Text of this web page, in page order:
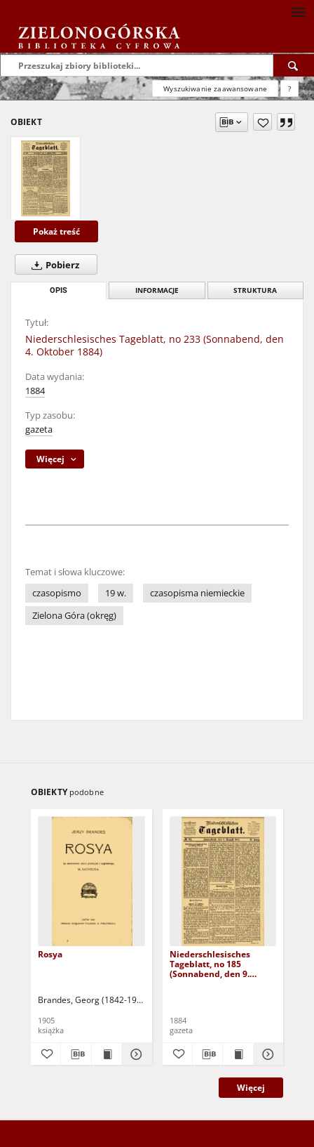
Wyszukiwanie zaawansowane ?
OBIEKT
Pokaż treść
Pobierz
OPIS INFORMACJE STRUKTURA
Tytuł:
Niederschlesisches Tageblatt, no 233 (Sonnabend, den
4. Oktober 1884)
Data wydania:
1884
Typ zasobu:
gazeta
Więcej
Temat i słowa kluczowe:
czasopismo
19 w.
czasopisma niemieckie
Zielona Góra (okręg)
OBIEKTY podobne
Rosya
Brandes, Georg (1842-1927)
1905
książka
Niederschlesisches
Tageblatt, no 185
(Sonnabend, den 9.
1884
gazeta
Więcej